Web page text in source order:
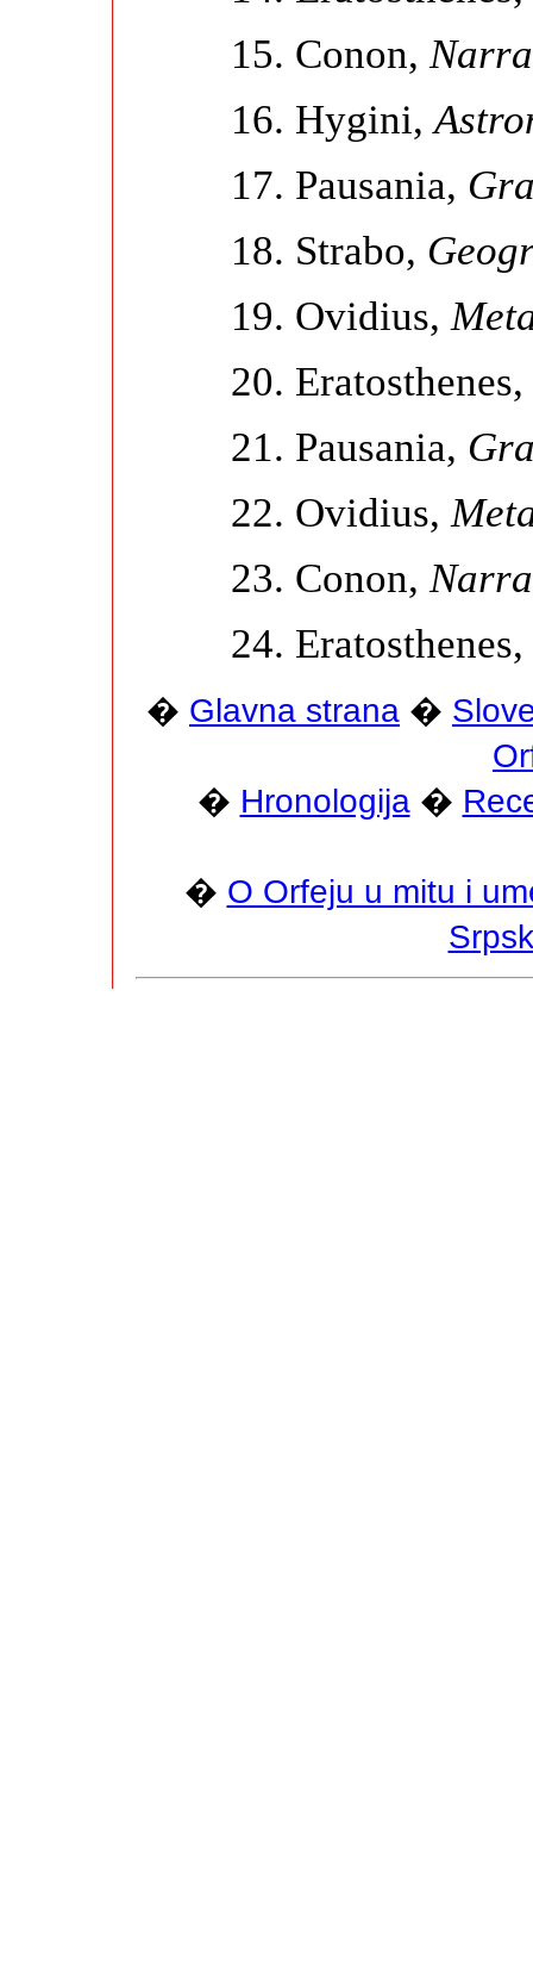
15. Conon,
16. Hygini,
17. Pausania,
18. Strabo,
19. Ovidius,
20. Eratosthenes,
21. Pausania,
22. Ovidius,
23. Conon,
24. Eratosthenes,
� Glavna strana �
� Hronologija�
� O Orfeju u mitu i